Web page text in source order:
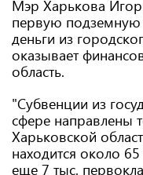
Мэр Харькова
первую подземную
деньги из
оказывает
область.
"Субвенции из
сфере направлены
Харьковской
находится около
еще 7 тыс.